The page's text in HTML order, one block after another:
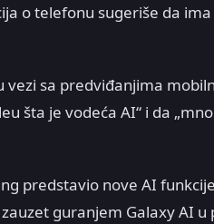
o telefonu sugeriše da
vezi sa predviđanjima
šta je vodeća AI“ i da
predstavio nove AI
guranjem Galaxy AI